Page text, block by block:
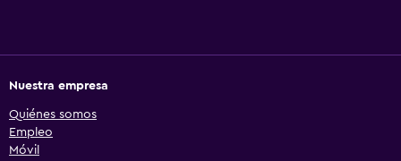
Nuestra empresa
Quiénes somos
Empleo
Móvil